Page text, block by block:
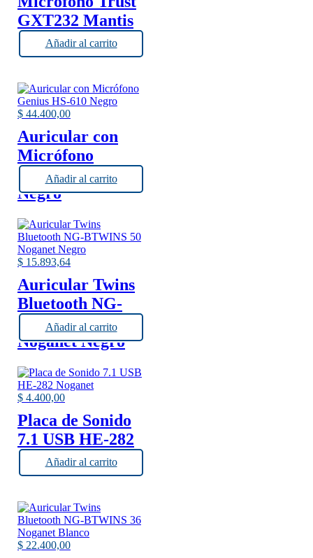
GXT232 Mantis
USBAñadir al carrito
$ 44.400,00
Auricular con
Micrófono
Genius HS-610
Negro
Añadir al carrito
$ 15.893,64
Auricular Twins
Bluetooth NG-
BTWINS 50
Noganet Negro
Añadir al carrito
$ 4.400,00
Placa de Sonido
7.1 USB HE-282
Noganet
Añadir al carrito
$ 22.400,00